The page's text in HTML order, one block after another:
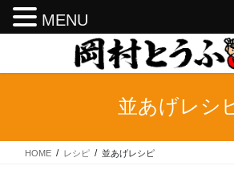
テ
ス
ゲ
ン
並あげレシ
HOME レシピ 並あげレシピ
MENU